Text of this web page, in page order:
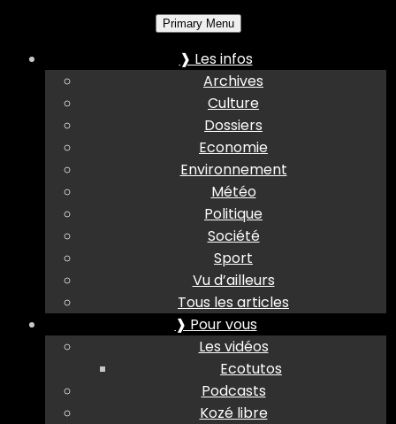
Primary Menu
❱ Les infos
Archives
Culture
Dossiers
Economie
Environnement
Météo
Politique
Société
Sport
Vu d’ailleurs
Tous les articles
❱ Pour vous
Les vidéos
Ecotutos
Podcasts
Kozé libre